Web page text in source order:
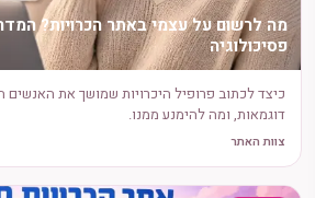
מה לרשום על עצמי באתר הכרויות?
פסיכולוגיה
כיצד לכתוב פרופיל היכרויות שמושך את האנשים
דוגמאות, ומה להימנע ממנו.
צוות האתר